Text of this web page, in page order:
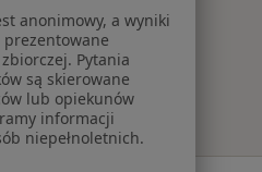
Najczęście leczone
anonimowy, a wyniki
Pytania
są skierowane
lub opiekunów
informacji
niepełnoletnich.